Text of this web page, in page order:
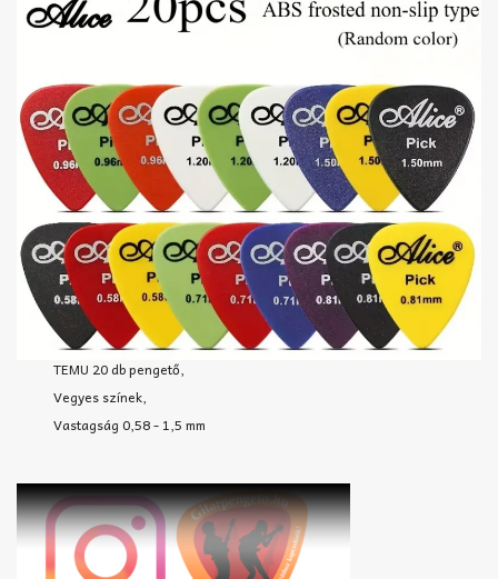
TEMU 20 db pengető,
Vegyes színek,
Vastagság 0,58 - 1,5 mm